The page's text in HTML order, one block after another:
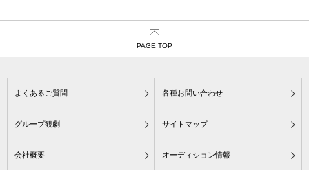
PAGE TOP
よくあるご質問 各種お問い合わせ
グループ観劇 サイトマップ
会社概要 オーディション情報